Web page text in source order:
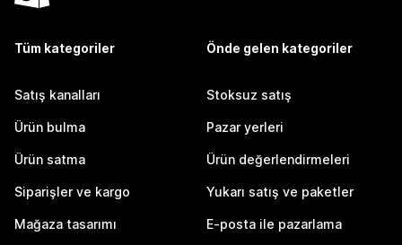
Tüm kategoriler
Satış kanalları
Ürün bulma
Ürün satma
Siparişler ve kargo
Mağaza tasarımı
Önde gelen kategoriler
Stoksuz satış
Pazar yerleri
Ürün değerlendirmeleri
Yukarı satış ve paketler
E-posta ile pazarlama